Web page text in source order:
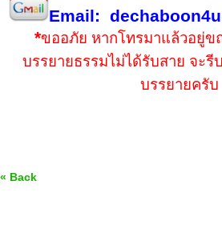
Email:
*ขออภัย หากโทรมาแล้วอยู่ข
บรรยายธรรมไม่ได้รับสาย จะ
บรรยายครับ
« Back